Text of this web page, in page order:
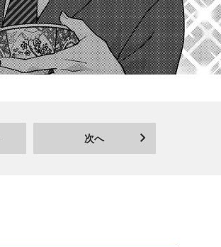
次へ